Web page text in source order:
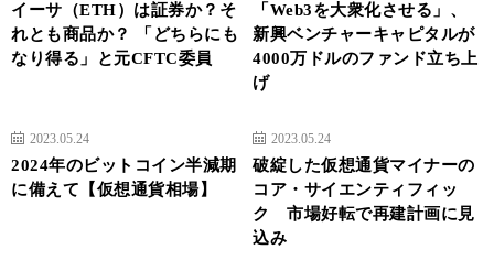
イーサ（ETH）は証券か？そ
れとも商品か？ 「どちらにも
なり得る」と元CFTC委員
「Web3を大衆化させる」、
新興ベンチャーキャピタルが
4000万ドルのファンド立ち上
げ
2023.05.24
2024年のビットコイン半減期
に備えて【仮想通貨相場】
2023.05.24
破綻した仮想通貨マイナーの
コア・サイエンティフィッ
ク 市場好転で再建計画に見
込み